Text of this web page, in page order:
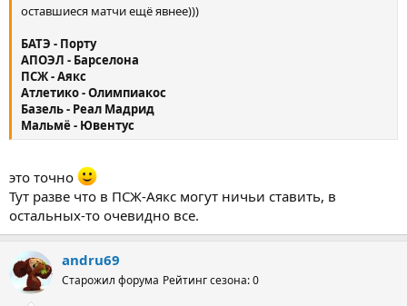
оставшиеся матчи ещё явнее)))
БАТЭ - Порту
АПОЭЛ - Барселона
ПСЖ - Аякс
Атлетико - Олимпиакос
Базель - Реал Мадрид
Мальмё - Ювентус
это точно
Тут разве что в ПСЖ-Аякс могут ничьи ставить, в
остальных-то очевидно все.
andru69
Старожил форума Рейтинг сезона: 0